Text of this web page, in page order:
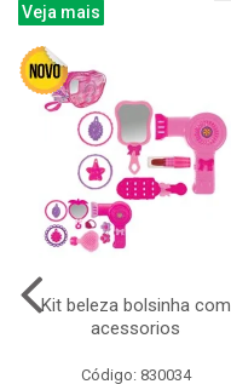
Veja mais
Kit beleza bolsinha com
acessorios
Código: 830034